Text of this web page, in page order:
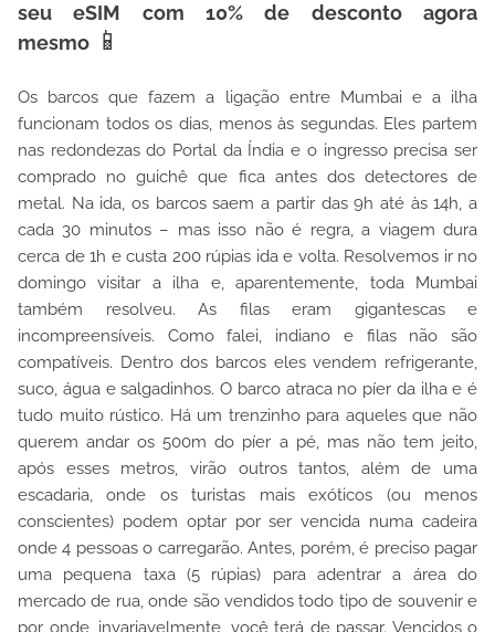
seu eSIM com 10% de desconto agora
mesmo 📱
Os barcos que fazem a ligação entre Mumbai e a ilha
funcionam todos os dias, menos às segundas. Eles partem
nas redondezas do Portal da Índia e o ingresso precisa ser
comprado no guichê que fica antes dos detectores de
metal. Na ida, os barcos saem a partir das 9h até às 14h, a
cada 30 minutos – mas isso não é regra, a viagem dura
cerca de 1h e custa 200 rúpias ida e volta. Resolvemos ir no
domingo visitar a ilha e, aparentemente, toda Mumbai
também resolveu. As filas eram gigantescas e
incompreensíveis. Como falei, indiano e filas não são
compatíveis. Dentro dos barcos eles vendem refrigerante,
suco, água e salgadinhos. O barco atraca no píer da ilha e é
tudo muito rústico. Há um trenzinho para aqueles que não
querem andar os 500m do píer a pé, mas não tem jeito,
após esses metros, virão outros tantos, além de uma
escadaria, onde os turistas mais exóticos (ou menos
conscientes) podem optar por ser vencida numa cadeira
onde 4 pessoas o carregarão. Antes, porém, é preciso pagar
uma pequena taxa (5 rúpias) para adentrar a área do
mercado de rua, onde são vendidos todo tipo de souvenir e
por onde, invariavelmente, você terá de passar. Vencidos o